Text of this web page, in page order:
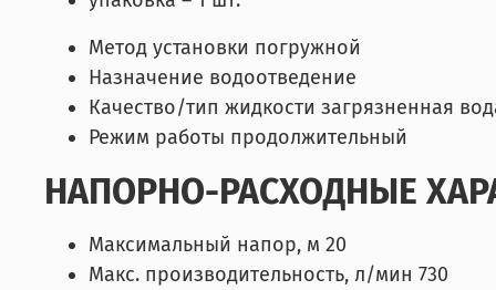
Метод установки погружной
Назначение водоотведение
Качество/тип жидкости загрязненная
Режим работы продолжительный
НАПОРНО-РАСХОДНЫЕ
Максимальный напор, м 20
Макс. производительность, л/мин 730